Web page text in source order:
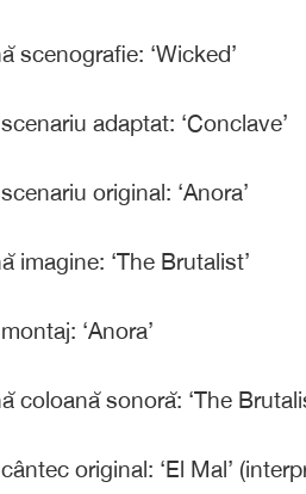
scenografie: ‘Wicked’
adaptat: ‘Conclave’
original: ‘Anora’
imagine: ‘The Brutalist’
‘Anora’
coloană sonoră: ‘The
original: ‘El Mal’